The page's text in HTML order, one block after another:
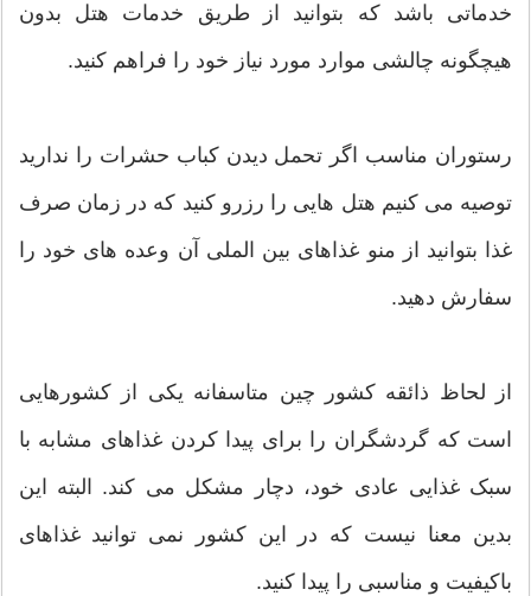
خدماتی باشد که بتوانید از طریق خدمات هتل بدون
هیچگونه چالشی موارد مورد نیاز خود را فراهم کنید.
رستوران مناسب اگر تحمل دیدن کباب حشرات را ندارید
توصیه می کنیم هتل هایی را رزرو کنید که در زمان صرف
غذا بتوانید از منو غذاهای بین الملی آن وعده های خود را
سفارش دهید.
از لحاظ ذائقه کشور چین متاسفانه یکی از کشورهایی
است که گردشگران را برای پیدا کردن غذاهای مشابه با
سبک غذایی عادی خود، دچار مشکل می کند. البته این
بدین معنا نیست که در این کشور نمی توانید غذاهای
باکیفیت و مناسبی را پیدا کنید.